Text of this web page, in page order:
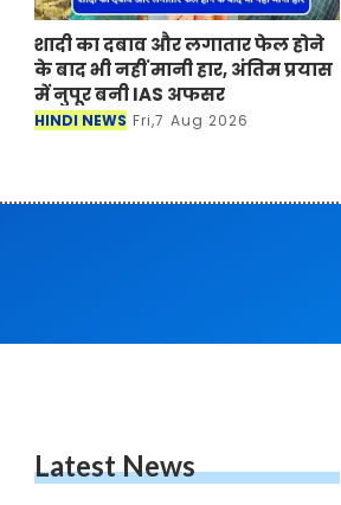
शादी का दबाव और लगातार फेल होने
के बाद भी नहीं मानी हार, अंतिम प्रयास
में नुपूर बनी IAS अफसर
HINDI NEWS Fri,7 Aug 2026
Latest News